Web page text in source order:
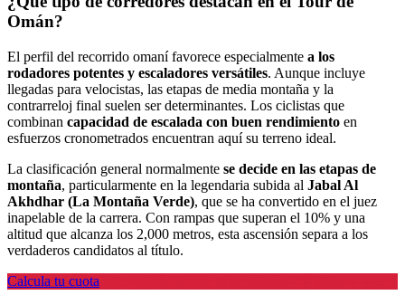
Omán?
El perfil del recorrido omaní favorece especialmente a los
rodadores potentes y escaladores versátiles. Aunque incluye
llegadas para velocistas, las etapas de media montaña y la
contrarreloj final suelen ser determinantes. Los ciclistas que
combinan capacidad de escalada con buen rendimiento en
esfuerzos cronometrados encuentran aquí su terreno ideal.
La clasificación general normalmente se decide en las etapas de
montaña, particularmente en la legendaria subida al Jabal Al
Akhdhar (La Montaña Verde), que se ha convertido en el juez
inapelable de la carrera. Con rampas que superan el 10% y una
altitud que alcanza los 2,000 metros, esta ascensión separa a los
verdaderos candidatos al título.
Calcula tu cuota